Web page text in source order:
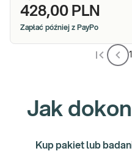
428,00 PLN
Zapłać później z PayPo
Jak
Kup pakiet lub